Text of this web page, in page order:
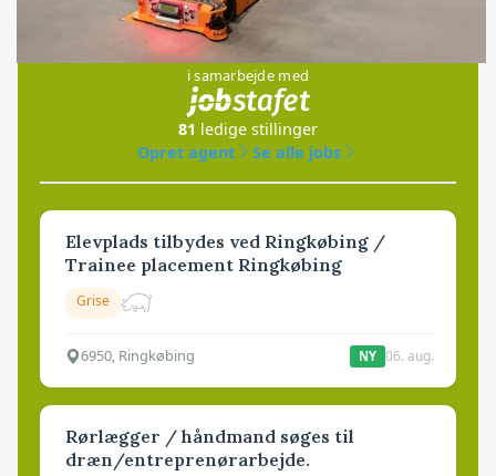
Jobs
i samarbejde med
81 ledige stillinger
Opret agent
Se alle jobs
Elevplads tilbydes ved Ringkøbing /
Trainee placement Ringkøbing
Grise
6950, Ringkøbing NY 06. aug.
Rørlægger / håndmand søges til
dræn/entreprenørarbejde.